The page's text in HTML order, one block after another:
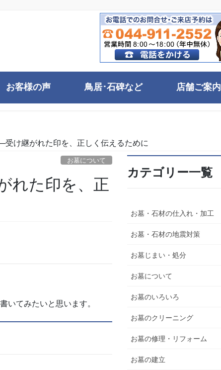
お客様の声 鳥居･石碑など 店舗ご案内
受け継がれた印を、正しく伝えるために
お墓について
れた印を、正
いてみたいと思います。
カテゴリー一覧
お墓・石材の仕入れ・加工
お墓・石材の地震対策
お墓じまい・処分
お墓について
お墓のいろいろ
お墓のクリーニング
お墓の修理・リフォーム
お墓の建立